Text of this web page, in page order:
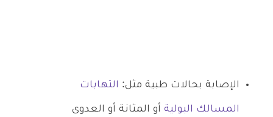
الإصابة بحالات طبية مثل: التهابات
المسالك البولية أو المثانة أو العدوى